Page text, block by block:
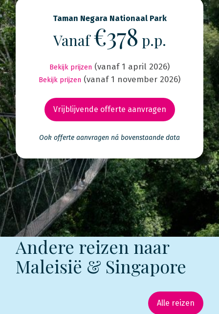
Taman Negara Nationaal Park
Vanaf€378 p.p.
Bekijk prijzen (vanaf 1 april 2026)
Bekijk prijzen (vanaf 1 november 2026)
Vrijblijvende offerte aanvragen
Ook offerte aanvragen ná bovenstaande data
Andere reizen naar
Maleisië & Singapore
Alle reizen